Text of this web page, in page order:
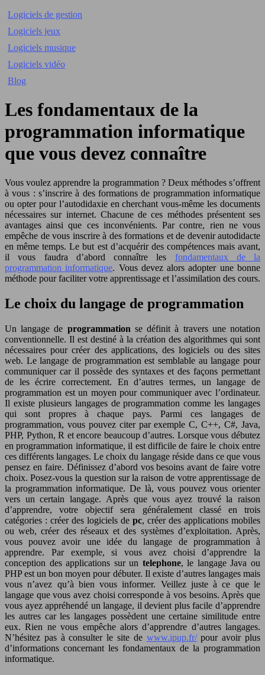
Logiciels de gestion
Logiciels jeux
Logiciels musique
Logiciels vidéo
Blog
Les fondamentaux de la
programmation informatique
que vous devez connaître
Vous voulez apprendre la programmation ? Deux méthodes s’offrent
à vous : s’inscrire à des formations de programmation informatique
ou opter pour l’autodidaxie en cherchant vous-même les documents
nécessaires sur internet. Chacune de ces méthodes présentent ses
avantages ainsi que ces inconvénients. Par contre, rien ne vous
empêche de vous inscrire à des formations et de devenir autodidacte
en même temps. Le but est d’acquérir des compétences mais avant,
il vous faudra d’abord connaître les fondamentaux de la
programmation informatique. Vous devez alors adopter une bonne
méthode pour faciliter votre apprentissage et l’assimilation des cours.
Le choix du langage de programmation
Un langage de programmation se définit à travers une notation
conventionnelle. Il est destiné à la création des algorithmes qui sont
nécessaires pour créer des applications, des logiciels ou des sites
web. Le langage de programmation est semblable au langage pour
communiquer car il possède des syntaxes et des façons permettant
de les écrire correctement. En d’autres termes, un langage de
programmation est un moyen pour communiquer avec l’ordinateur.
Il existe plusieurs langages de programmation comme les langages
qui sont propres à chaque pays. Parmi ces langages de
programmation, vous pouvez citer par exemple C, C++, C#, Java,
PHP, Python, R et encore beaucoup d’autres. Lorsque vous débutez
en programmation informatique, il est difficile de faire le choix entre
ces différents langages. Le choix du langage réside dans ce que vous
pensez en faire. Définissez d’abord vos besoins avant de faire votre
choix. Posez-vous la question sur la raison de votre apprentissage de
la programmation informatique. De là, vous pouvez vous orienter
vers un certain langage. Après que vous ayez trouvé la raison
d’apprendre, votre objectif sera généralement classé en trois
catégories : créer des logiciels de pc, créer des applications mobiles
ou web, créer des réseaux et des systèmes d’exploitation. Après,
vous pouvez avoir une idée du langage de programmation à
apprendre. Par exemple, si vous avez choisi d’apprendre la
conception des applications sur un telephone, le langage Java ou
PHP est un bon moyen pour débuter. Il existe d’autres langages mais
vous n’avez qu’à bien vous informer. Veillez juste à ce que le
langage que vous avez choisi corresponde à vos besoins. Après que
vous ayez appréhendé un langage, il devient plus facile d’apprendre
les autres car les langages possèdent une certaine similitude entre
eux. Rien ne vous empêche alors d’apprendre d’autres langages.
N’hésitez pas à consulter le site de www.ipup.fr/pour avoir plus
d’informations concernant les fondamentaux de la programmation
informatique.